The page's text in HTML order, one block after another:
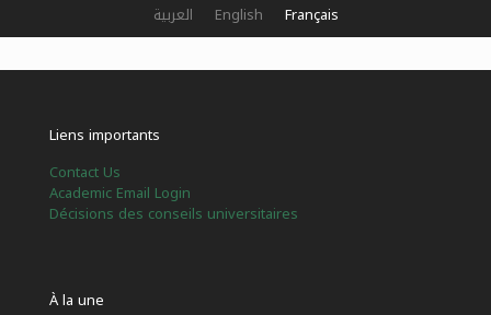
Liens importants
Contact Us
Academic Email Login
Décisions des conseils universitaires
À la une
العربية English Français